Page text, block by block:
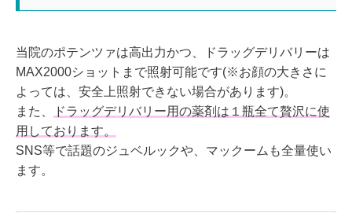
当院のポテンツァは高出力かつ、ドラッグデリバリーは
MAX2000ショットまで照射可能です(※お顔の大きさに
よっては、安全上照射できない場合があります)。
また、
ドラッグデリバリー用の薬剤は１瓶全て贅沢に使
用しております。
SNS等で話題のジュベルックや、マックームも全量使い
ます。